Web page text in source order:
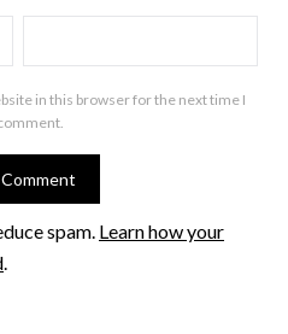
in this browser for the next time I
spam. Learn how your
.